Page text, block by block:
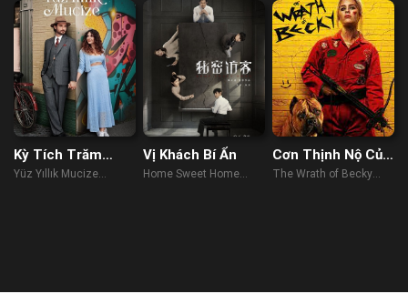
Kỳ Tích Trăm
Năm
Yüz Yıllık Mucize
Vị Khách Bí Ẩn
Home Sweet Home
Cơn Thịnh Nộ Của
Becky
The Wrath of Becky